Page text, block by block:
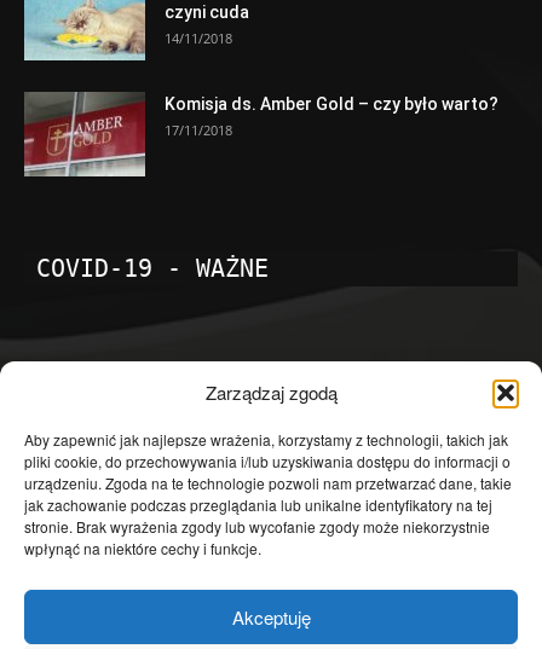
Zarządzaj zgodą
Aby zapewnić jak najlepsze wrażenia, korzystamy z technologii, takich jak
pliki cookie, do przechowywania i/lub uzyskiwania dostępu do informacji o
urządzeniu. Zgoda na te technologie pozwoli nam przetwarzać dane, takie
jak zachowanie podczas przeglądania lub unikalne identyfikatory na tej
stronie. Brak wyrażenia zgody lub wycofanie zgody może niekorzystnie
wpłynąć na niektóre cechy i funkcje.
Akceptuję
czyni cuda
14/11/2018
Komisja ds. Amber Gold – czy było warto?
17/11/2018
COVID-19 - WAŻNE
Temat dnia
4601
Publicystyka
4363
Polityka
3639
Polska
Społeczeństwo
2823